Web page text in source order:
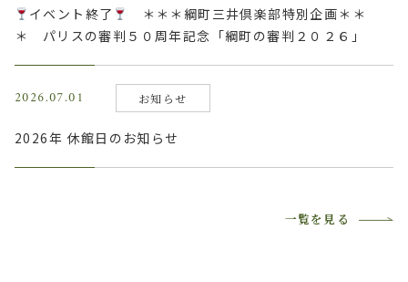
イベント終了
＊＊＊綱町三井倶楽部特別企画＊＊
＊ パリスの審判５０周年記念「綱町の審判２０２６」
2026.07.01 お知らせ
2026年 休館日のお知らせ
一覧を見る